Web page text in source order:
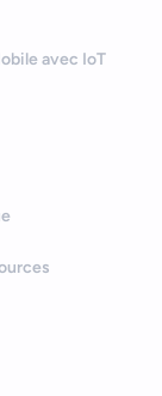
avec IoT